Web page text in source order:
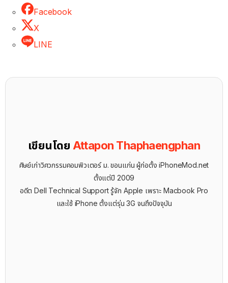
Facebook
X
LINE
เขียนโดย Attapon Thaphaengphan
ศิษย์เก่าวิศวกรรมคอมพิวเตอร์ ม. ขอนแก่น ผู้ก่อตั้ง iPhoneMod.net
ตั้งแต่ปี 2009
อดีต Dell Technical Support รู้จัก ​Apple เพราะ Macbook Pro
และใช้ iPhone ตั้งแต่รุ่น 3G จนถึงปัจจุบัน